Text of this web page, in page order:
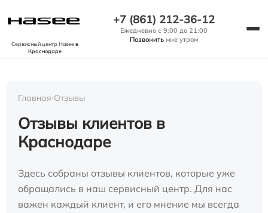
Сервисный центр Haseeв
Краснодаре
+7 (861) 212-36-12
Ежедневно с 9:00 до 21:00
Позвонить мне утром
Главная›Отзывы
Отзывы клиентов в
Краснодаре
Здесь собраны отзывы клиентов, которые уже
обращались в наш сервисный центр. Для нас
важен каждый клиент, и его мнение мы всегда